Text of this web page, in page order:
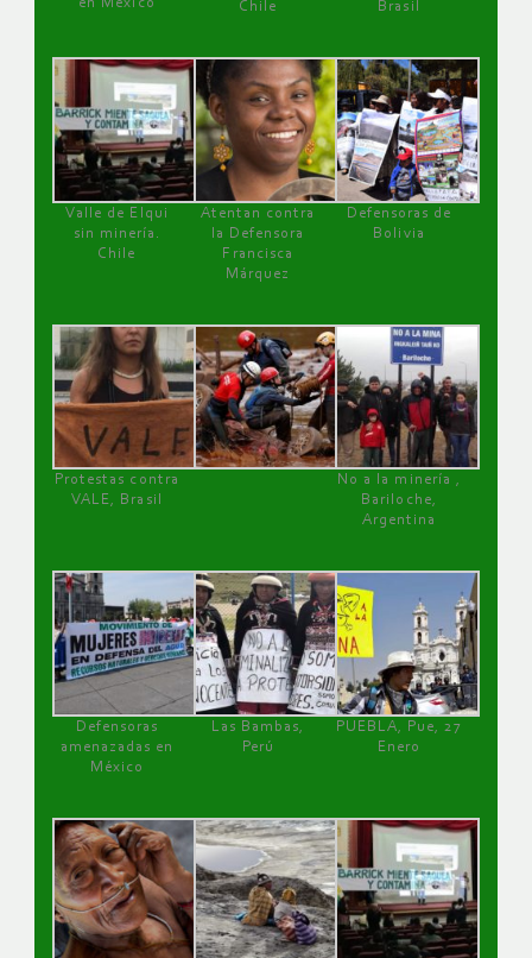
Chile
Brasil
Valle de Elqui
sin minería.
Chile
Atentan contra
la Defensora
Francisca
Márquez
Defensoras de
Bolivia
Protestas contra
VALE, Brasil
No a la minería ,
Bariloche,
Argentina
Defensoras
amenazadas en
México
Las Bambas,
Perú
PUEBLA, Pue, 27
Enero